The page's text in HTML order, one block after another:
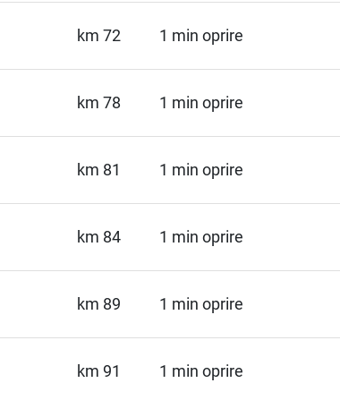
km 72 1 min oprire
km 78 1 min oprire
km 81 1 min oprire
km 84 1 min oprire
km 89 1 min oprire
km 91 1 min oprire